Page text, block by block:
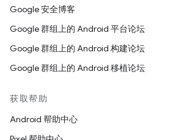
Google 安全博客
Google 群组上的 Android 平台论坛
Google 群组上的 Android 构建论坛
Google 群组上的 Android 移植论坛
获取帮助
Android 帮助中心